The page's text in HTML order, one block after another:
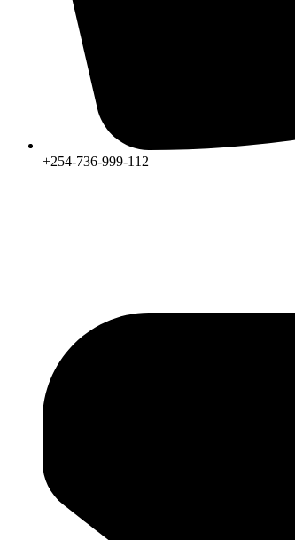
+254-736-999-112